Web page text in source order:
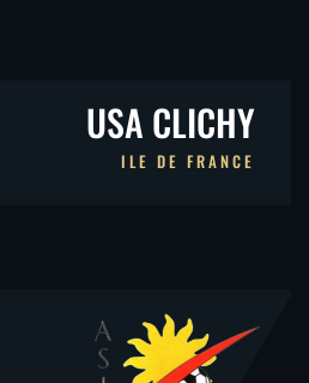
USA CLICHY
ILE DE FRANCE